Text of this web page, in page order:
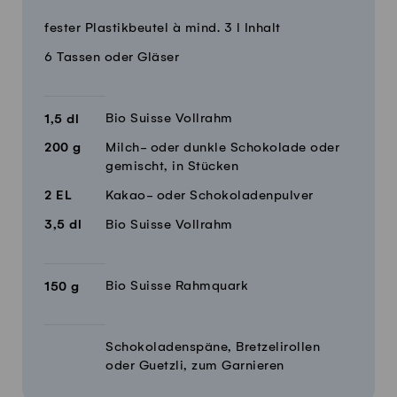
Menge Zutaten
fester Plastikbeutel à mind. 3 l Inhalt
6 Tassen oder Gläser
1,5 dl Bio Suisse Vollrahm
200 g
Milch- oder dunkle Schokolade oder
gemischt, in Stücken
2 EL Kakao- oder Schokoladenpulver
3,5 dl Bio Suisse Vollrahm
150 g Bio Suisse Rahmquark
Schokoladenspäne, Bretzelirollen
oder Guetzli, zum Garnieren